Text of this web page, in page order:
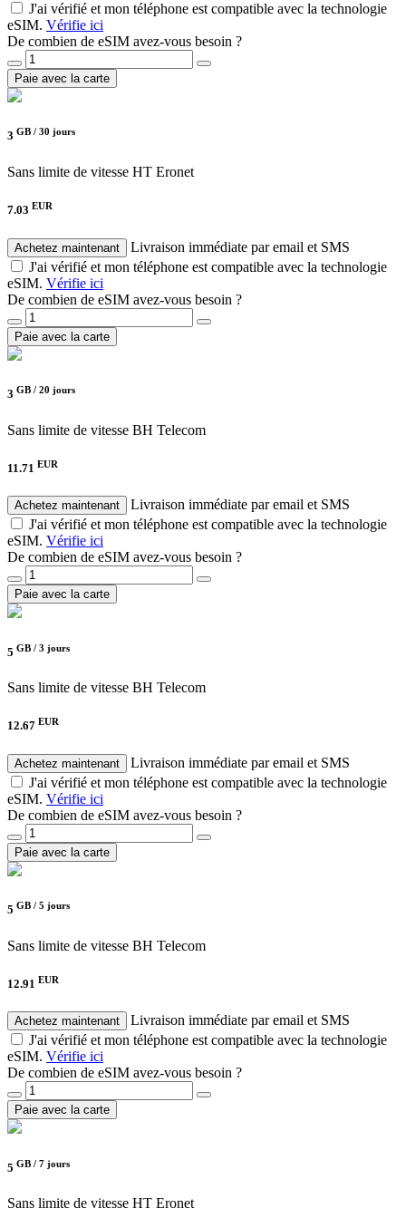
J'ai vérifié et mon téléphone est compatible avec la technologie
eSIM. Vérifie ici
De combien de eSIM avez-vous besoin ?
Paie avec la carte
3 GB / 30 jours
Sans limite de vitesse HT Eronet
7.03 EUR
Achetez maintenant
Livraison immédiate par email et SMS
J'ai vérifié et mon téléphone est compatible avec la technologie
eSIM. Vérifie ici
De combien de eSIM avez-vous besoin ?
Paie avec la carte
3 GB / 20 jours
Sans limite de vitesse BH Telecom
11.71 EUR
Achetez maintenant
Livraison immédiate par email et SMS
J'ai vérifié et mon téléphone est compatible avec la technologie
eSIM. Vérifie ici
De combien de eSIM avez-vous besoin ?
Paie avec la carte
5 GB / 3 jours
Sans limite de vitesse BH Telecom
12.67 EUR
Achetez maintenant
Livraison immédiate par email et SMS
J'ai vérifié et mon téléphone est compatible avec la technologie
eSIM. Vérifie ici
De combien de eSIM avez-vous besoin ?
Paie avec la carte
5 GB / 5 jours
Sans limite de vitesse BH Telecom
12.91 EUR
Achetez maintenant
Livraison immédiate par email et SMS
J'ai vérifié et mon téléphone est compatible avec la technologie
eSIM. Vérifie ici
De combien de eSIM avez-vous besoin ?
Paie avec la carte
5 GB / 7 jours
Sans limite de vitesse HT Eronet